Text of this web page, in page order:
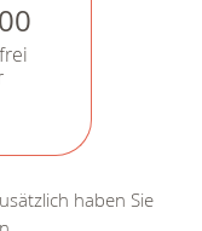
haben Sie